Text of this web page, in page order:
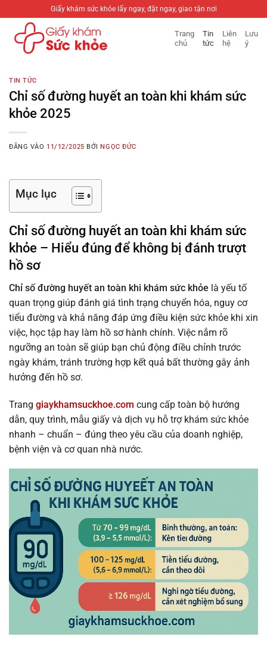
qua
Giấy khám sức khỏe lấy ngay, đặt ngay, giao tận nơi
Trang
chủ
Tin
tức
Liên
hệ
Lưu
ý
TIN TỨC
Chỉ số đường huyết an toàn khi khám sức
khỏe 2025
ĐĂNG VÀO 11/12/2025 BỞINGỌC ĐỨC
Mục lục
Chỉ số đường huyết an toàn khi khám sức
khỏe – Hiểu đúng để không bị đánh trượt
hồ sơ
Chỉ số đường huyết an toàn khi khám sức khỏe là yếu tố
quan trọng giúp đánh giá tình trạng chuyển hóa, nguy cơ
tiểu đường và khả năng đáp ứng điều kiện sức khỏe khi xin
việc, học tập hay làm hồ sơ hành chính. Việc nắm rõ
ngưỡng an toàn sẽ giúp bạn chủ động điều chỉnh trước
ngày khám, tránh trường hợp kết quả bất thường gây ảnh
hưởng đến hồ sơ.
Trang giaykhamsuckhoe.com cung cấp toàn bộ hướng
dẫn, quy trình, mẫu giấy và dịch vụ hỗ trợ khám sức khỏe
nhanh – chuẩn – đúng theo yêu cầu của doanh nghiệp,
bệnh viện và cơ quan nhà nước.